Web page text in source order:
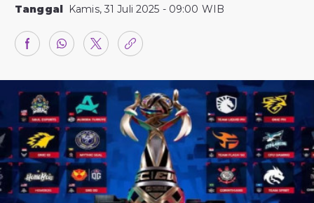
Tanggal Kamis, 31 Juli 2025 - 09:00 WIB